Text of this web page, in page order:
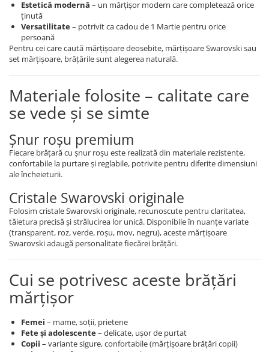
Estetică modernă – un mărțișor modern care completează orice
ținută
Versatilitate– potrivit ca cadou de 1 Martie pentru orice
persoană
Pentru cei care caută mărțișoare deosebite, mărțișoare Swarovski sau
set mărțișoare, brățările sunt alegerea naturală.
Materiale folosite – calitate care
se vede și se simte
Șnur roșu premium
Fiecare brățară cu șnur roșu este realizată din materiale rezistente,
confortabile la purtare și reglabile, potrivite pentru diferite dimensiuni
ale încheieturii.
Cristale Swarovski originale
Folosim cristale Swarovski originale, recunoscute pentru claritatea,
tăietura precisă și strălucirea lor unică. Disponibile în nuanțe variate
(transparent, roz, verde, roșu, mov, negru), aceste mărțișoare
Swarovski adaugă personalitate fiecărei brățări.
Cui se potrivesc aceste brățări
mărțișor
Femei – mame, soții, prietene
Fete și adolescente– delicate, ușor de purtat
Copii – variante sigure, confortabile (mărțișoare brățări copii)